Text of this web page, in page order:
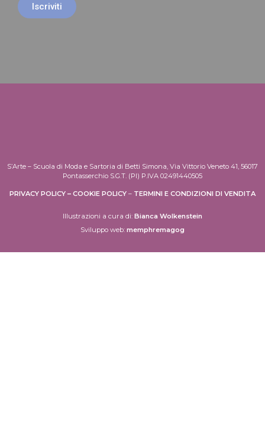
Iscriviti
S’Arte – Scuola di Moda e Sartoria di Betti Simona, Via Vittorio Veneto 41, 56017
Pontasserchio S.G.T. (PI) P.IVA 02491440505
PRIVACY POLICY – COOKIE POLICY – TERMINI E CONDIZIONI DI VENDITA
Illustrazioni a cura di: Bianca Wolkenstein
Sviluppo web: memphremagog